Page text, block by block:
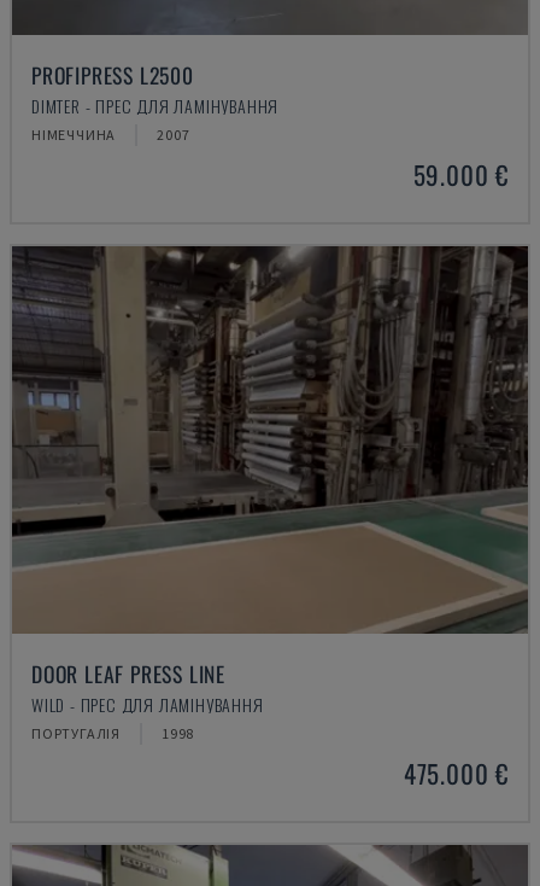
PROFIPRESS L2500
DIMTER - ПРЕС ДЛЯ ЛАМІНУВАННЯ
НІМЕЧЧИНА 2007
59.000 €
DOOR LEAF PRESS LINE
WILD - ПРЕС ДЛЯ ЛАМІНУВАННЯ
ПОРТУГАЛІЯ 1998
475.000 €